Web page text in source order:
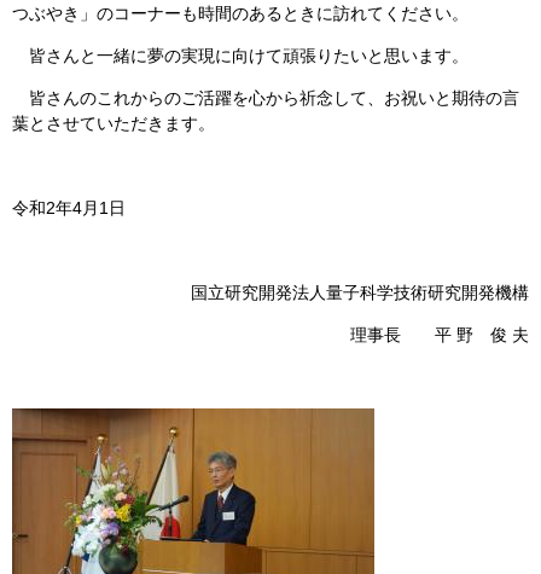
つぶやき」のコーナーも時間のあるときに訪れてください。
皆さんと一緒に夢の実現に向けて頑張りたいと思います。
皆さんのこれからのご活躍を心から祈念して、お祝いと期待の言
葉とさせていただきます。
令和2年4月1日
国立研究開発法人量子科学技術研究開発機構
理事長 平 野 俊 夫